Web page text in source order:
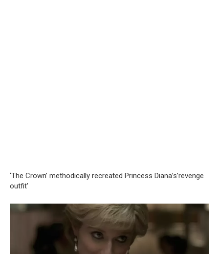
‘The Crown’ methodically recreated Princess Diana’s’revenge
outfit’